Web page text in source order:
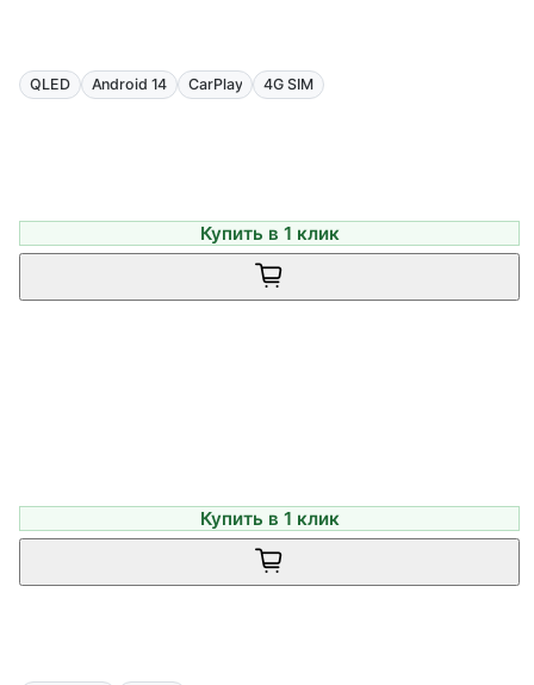
QLED Android 14 CarPlay 4G SIM
Купить в 1 клик
Купить в 1 клик